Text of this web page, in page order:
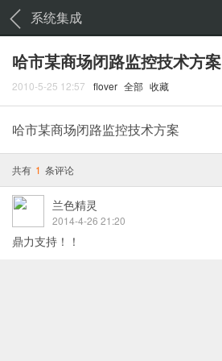
系统集成
哈市某商场闭路监控技术方案
2010-5-25 12:57 flover 全部 收藏
哈市某商场闭路监控技术方案
共有 1 条评论
兰色精灵
2014-4-26 21:20
鼎力支持！！